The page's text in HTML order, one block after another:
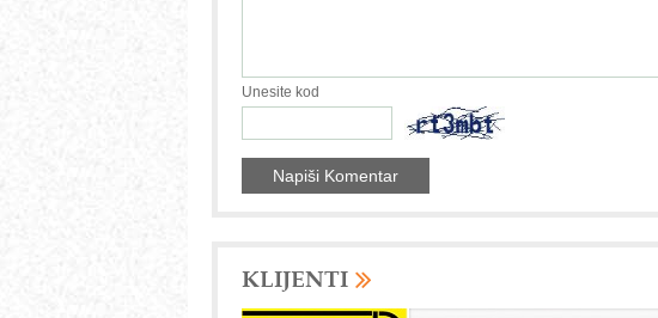
Unesite kod
KLIJENTI